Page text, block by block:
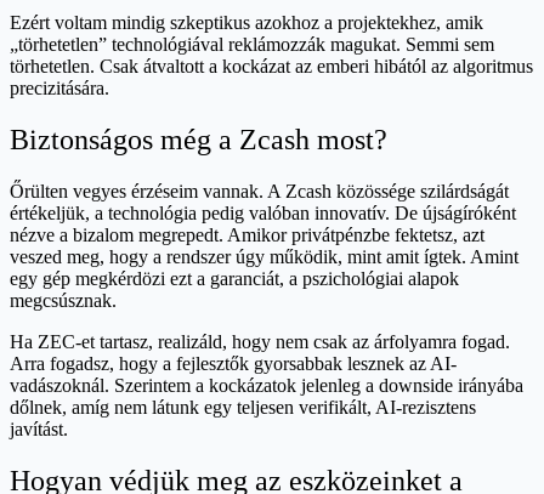
Ezért voltam mindig szkeptikus azokhoz a projektekhez, amik
„törhetetlen” technológiával reklámozzák magukat. Semmi sem
törhetetlen. Csak átvaltott a kockázat az emberi hibától az algoritmus
precizitására.
Biztonságos még a Zcash most?
Őrülten vegyes érzéseim vannak. A Zcash közössége szilárdságát
értékeljük, a technológia pedig valóban innovatív. De újságíróként
nézve a bizalom megrepedt. Amikor privátpénzbe fektetsz, azt
veszed meg, hogy a rendszer úgy működik, mint amit ígtek. Amint
egy gép megkérdözi ezt a garanciát, a pszichológiai alapok
megcsúsznak.
Ha ZEC-et tartasz, realizáld, hogy nem csak az árfolyamra fogad.
Arra fogadsz, hogy a fejlesztők gyorsabbak lesznek az AI-
vadászoknál. Szerintem a kockázatok jelenleg a downside irányába
dőlnek, amíg nem látunk egy teljesen verifikált, AI-rezisztens
javítást.
Hogyan védjük meg az eszközeinket a